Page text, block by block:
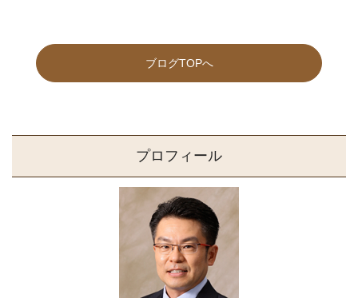
ブログTOPへ
プロフィール